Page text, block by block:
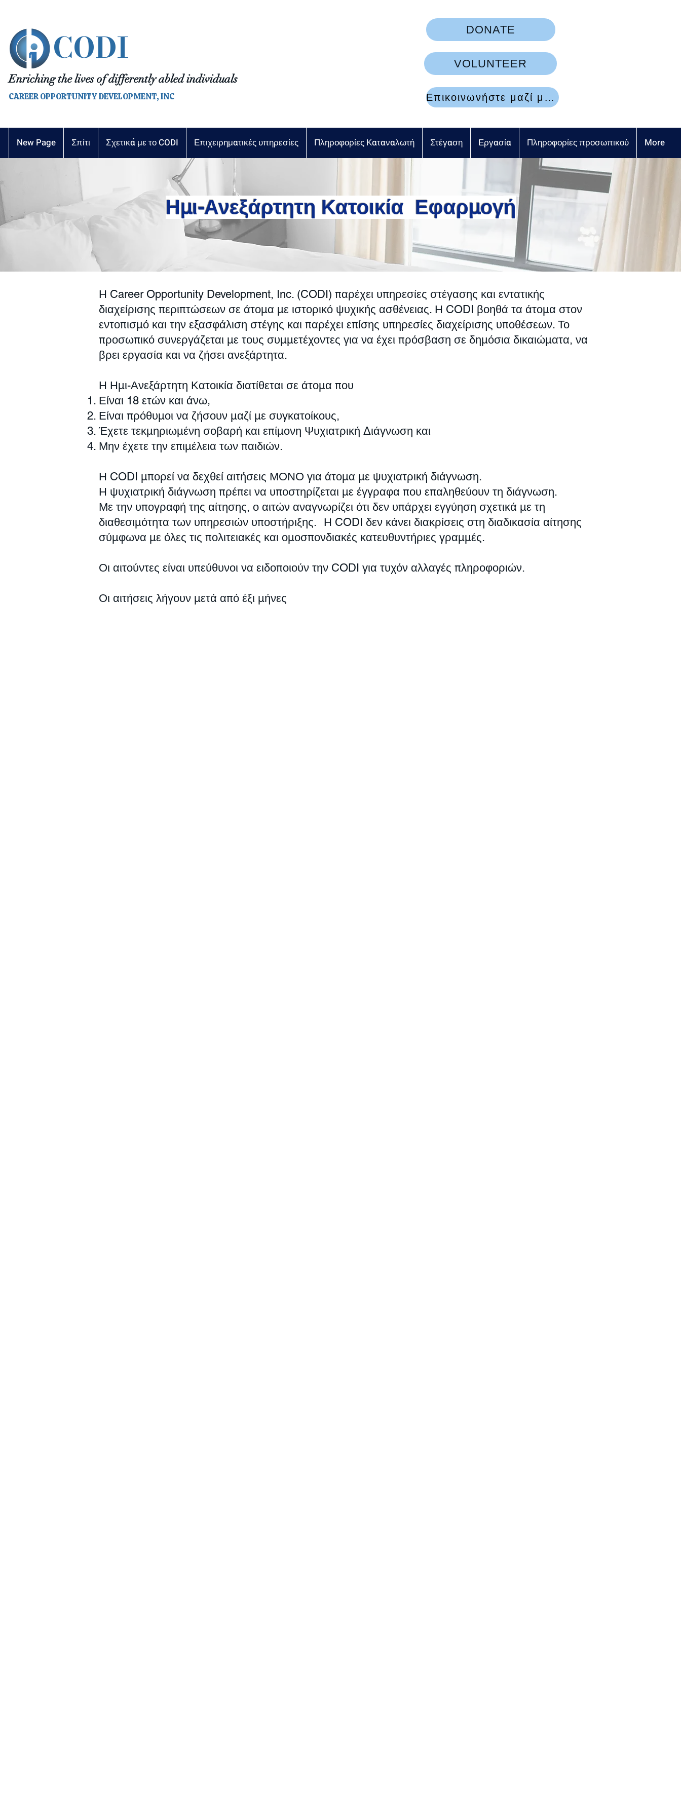
Επικοινωνήστε μαζί μας
New Page Σπίτι Σχετικά με το CODI Επιχειρηματικές υπηρεσίες Πληροφορίες Καταναλωτή Στέγαση Εργασία Πληροφορίες προσωπικού More
CAREER OPPORTUNITY DEVELOPMENT, INC
Enriching the lives of differently abled individuals
CODI DONATE
VOLUNTEER
Ημι-Ανεξάρτητη Κατοικία Εφαρμογή
Η Career Opportunity Development, Inc. (CODI) παρέχει υπηρεσίες στέγασης και εντατικής
διαχείρισης περιπτώσεων σε άτομα με ιστορικό ψυχικής ασθένειας. Η CODI βοηθά τα άτομα στον
εντοπισμό και την εξασφάλιση στέγης και παρέχει επίσης υπηρεσίες διαχείρισης υποθέσεων. Το
προσωπικό συνεργάζεται με τους συμμετέχοντες για να έχει πρόσβαση σε δημόσια δικαιώματα, να
βρει εργασία και να ζήσει ανεξάρτητα.
Η Ημι-Ανεξάρτητη Κατοικία διατίθεται σε άτομα που
Είναι 18 ετών και άνω,
Είναι πρόθυμοι να ζήσουν μαζί με συγκατοίκους,
Έχετε τεκμηριωμένη σοβαρή και επίμονη Ψυχιατρική Διάγνωση και
Μην έχετε την επιμέλεια των παιδιών.
Η CODI μπορεί να δεχθεί αιτήσεις ΜΟΝΟ για άτομα με ψυχιατρική διάγνωση.
Η ψυχιατρική διάγνωση πρέπει να υποστηρίζεται με έγγραφα που επαληθεύουν τη διάγνωση.
Με την υπογραφή της αίτησης, ο αιτών αναγνωρίζει ότι δεν υπάρχει εγγύηση σχετικά με τη
διαθεσιμότητα των υπηρεσιών υποστήριξης.
Η CODI δεν κάνει διακρίσεις στη διαδικασία αίτησης
σύμφωνα με όλες τις πολιτειακές και ομοσπονδιακές κατευθυντήριες γραμμές.
Οι αιτούντες είναι υπεύθυνοι να ειδοποιούν την CODI για τυχόν αλλαγές πληροφοριών.
Οι αιτήσεις λήγουν μετά από έξι μήνες